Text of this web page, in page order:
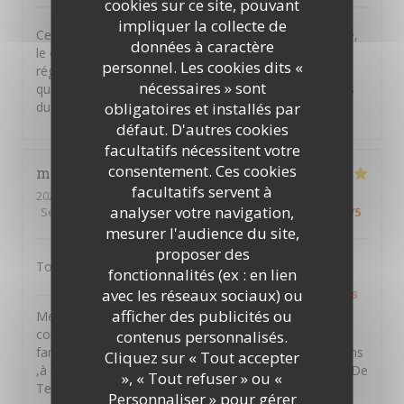
cookies sur ce site, pouvant
impliquer la collecte de
données à caractère
personnel. Les cookies dits «
nécessaires » sont
obligatoires et installés par
défaut. D'autres cookies
facultatifs nécessitent votre
consentement. Ces cookies
facultatifs servent à
analyser votre navigation,
mesurer l'audience du site,
proposer des
fonctionnalités (ex : en lien
avec les réseaux sociaux) ou
afficher des publicités ou
contenus personnalisés.
Cliquez sur « Tout accepter
», « Tout refuser » ou «
Personnaliser » pour gérer
Ce restaurant est un hommage à la cuisine vendéenne,
le décor est rustique et la cuisine familiale, on s'est
régalé, seul bémol pour le plat on aimerait plus de
quantité ! Merci pour cette parenthèse enchantée hors
du temps
maryline H
2026-07-28
- 19:30 - Couverts 6
Service
Ambiance: 4/5 Cuisine: 4/5 Qualité / Prix /5
Tout est extra , je recommande 👍
PTITS VENTRES DE TERREa répondu à cet avis
Merci Maryline d'avoir pris le temps de laisser un
commentaire ,nous souhaitons vous retrouver en
famille entre amis et partager des moments d'émotions
,à la vendéennes . A bientôt au sein des P'tits Ventres De
Terre. Amitiés Vendéennes